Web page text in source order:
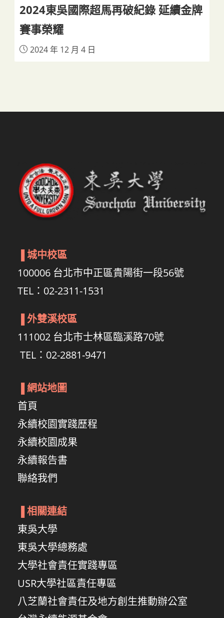
2024東吳國際超馬再破紀錄 延續金牌
賽事榮耀
2024 年 12 月 4 日
城中校區
100006 台北市中正區貴陽街一段56號
TEL：02-2311-1531
外雙溪校區
111002 台北市士林區臨溪路70號
TEL：02-2881-9471
網站地圖
首頁
永續校園實踐歷程
永續校園成果
永續報告書
聯絡我們
相關連結
東吳大學
東吳大學總務處
大學社會責任實踐專區
USR大學社區責任專區
八芝蘭社會責任及地方創生推動辦公室